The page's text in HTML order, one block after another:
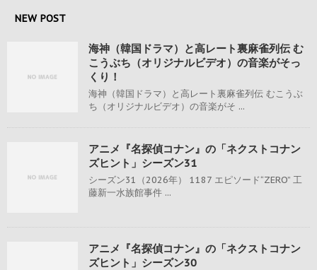
NEW POST
海神（韓国ドラマ）と高レート裏麻雀列伝 む
こうぶち（オリジナルビデオ）の音楽がそっ
くり！
海神（韓国ドラマ）と高レート裏麻雀列伝 むこうぶ
ち（オリジナルビデオ）の音楽がそ ...
アニメ『名探偵コナン』の「ネクストコナン
ズヒント」シーズン31
シーズン31（2026年） 1187 エピソード“ZERO” 工
藤新一水族館事件 ...
アニメ『名探偵コナン』の「ネクストコナン
ズヒント」シーズン30